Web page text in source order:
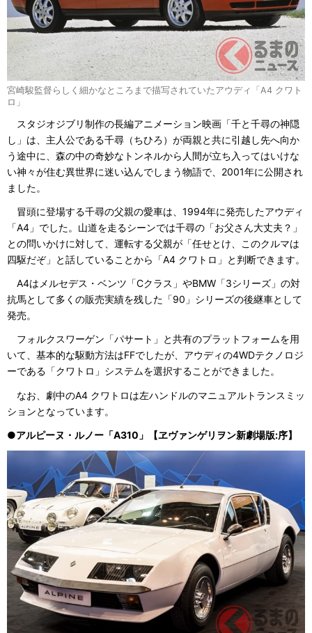
宮崎駿監督らしく細かなところまで描写されていたアウディ「A4 クワト
ロ」
スタジオジブリ制作の長編アニメーション映画「千と千尋の神隠
し」は、主人公である千尋（ちひろ）が両親と共に引越し先へ向か
う途中に、森の中の奇妙なトンネルから人間が立ち入ってはいけな
い神々が住む異世界に迷い込んでしまう物語で、2001年に公開され
ました。
冒頭に登場する千尋の父親の愛車は、1994年に発売したアウディ
「A4」でした。山道を走るシーンでは千尋の「お父さん大丈夫？」
との問いかけに対して、運転する父親が「任せとけ、このクルマは
四駆だぞ」と話していることから「A4 クワトロ」と判断できます。
A4はメルセデス・ベンツ「Cクラス」やBMW「3シリーズ」の対
抗馬として多くの販売実績を残した「90」シリーズの後継車として
発売。
フォルクスワーゲン「パサート」と共有のプラットフォームを用
いて、基本的な駆動方法はFFでしたが、アウディの4WDテクノロジ
ーである「クワトロ」システムを選択することができました。
なお、劇中のA4 クワトロは左ハンドルのマニュアルトランスミッ
ションとなっています。
●アルピーヌ・ルノー「A310」【ヱヴァンゲリヲン新劇場版:序】